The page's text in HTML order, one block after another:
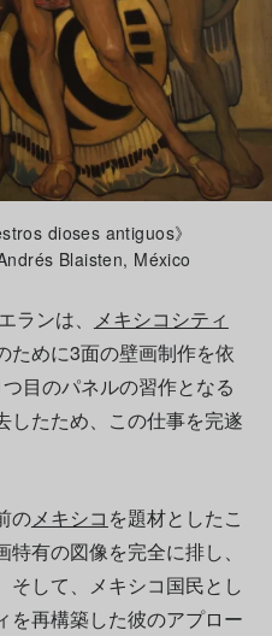
dioses antiguos》
Blaisten, México
ランは、 メキシコシティ
ために3面の壁画制作を依
目のパネルの習作となる
したため、この仕事を完遂
のメキシコ を題材としたこ
有の図像を完全に排し、
そして、メキシコ国民とし
を再構築した彼のアプロー